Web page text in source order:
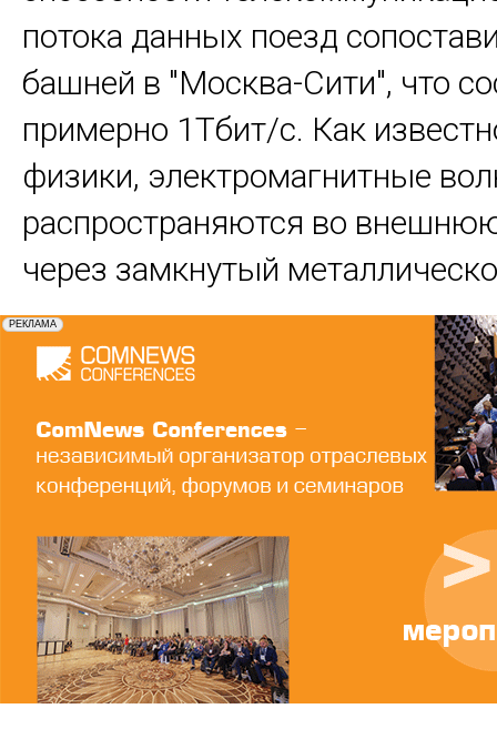
потока данных поезд
башней в "Москва-Сити", что
примерно 1Тбит/с. Как
физики, электромагнитные
распространяются во
через замкнутый